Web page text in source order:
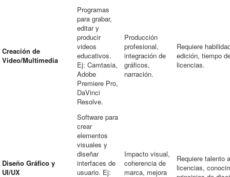
Creación de
Video/Multimedia
Programas
para grabar,
editar y
producir
videos
educativos.
Ej: Camtasia,
Adobe
Premiere Pro,
DaVinci
Resolve.
Producción
profesional,
integración de
gráficos,
narración.
Requiere
edición, tiempo
licencias.
Diseño Gráfico y
UI/UX
Software para
crear
elementos
visuales y
diseñar
interfaces de
usuario. Ej:
Impacto visual,
coherencia de
marca, mejora
Requiere talento
licencias,